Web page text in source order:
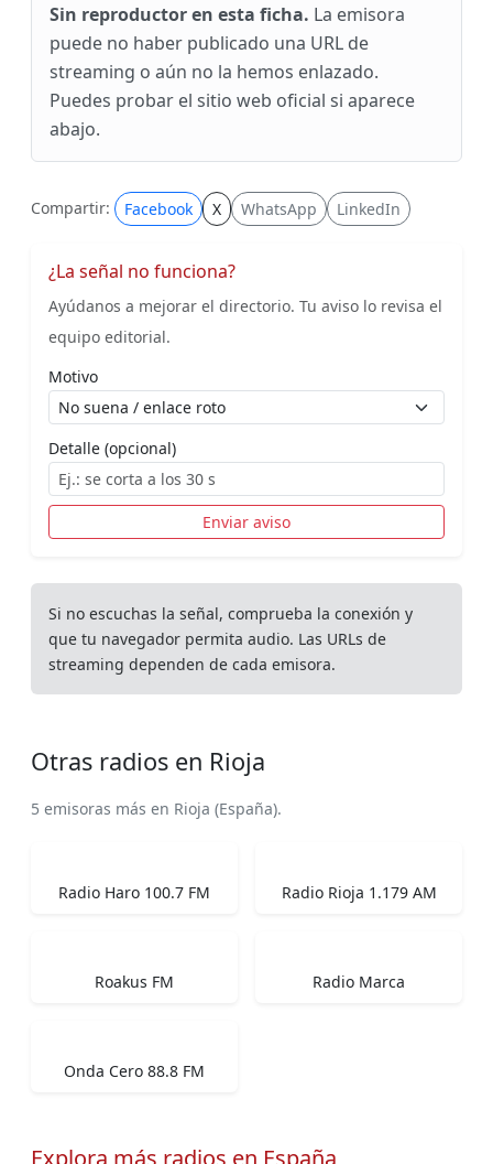
Sin reproductor en esta ficha. La emisora
puede no haber publicado una URL de
streaming o aún no la hemos enlazado.
Puedes probar el sitio web oficial si aparece
abajo.
Compartir: Facebook X WhatsApp LinkedIn
¿La señal no funciona?
Ayúdanos a mejorar el directorio. Tu aviso lo revisa el
equipo editorial.
Motivo
Detalle (opcional)
Enviar aviso
Si no escuchas la señal, comprueba la conexión y
que tu navegador permita audio. Las URLs de
streaming dependen de cada emisora.
Otras radios en Rioja
5 emisoras más en Rioja (España).
Radio Haro 100.7 FM Radio Rioja 1.179 AM
Roakus FM Radio Marca
Onda Cero 88.8 FM